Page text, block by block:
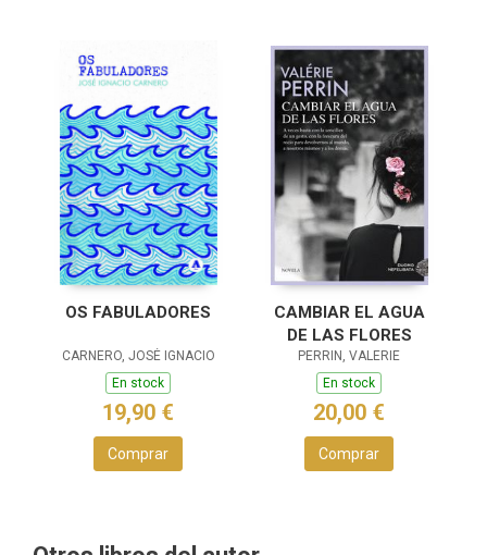
OS FABULADORES
CARNERO, JOSÉ IGNACIO
En stock
19,90 €
Comprar
CAMBIAR EL AGUA
DE LAS FLORES
PERRIN, VALERIE
En stock
20,00 €
Comprar